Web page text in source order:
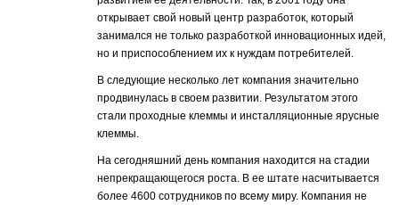
открывает свой новый центр разработок, который
занимался не только разработкой инновационных идей,
но и приспособлением их к нуждам потребителей.
В следующие несколько лет компания значительно
продвинулась в своем развитии. Результатом этого
стали проходные клеммы и инсталляционные ярусные
клеммы.
На сегодняшний день компания находится на стадии
непрекращающегося роста. В ее штате насчитывается
более 4600 сотрудников по всему миру. Компания не